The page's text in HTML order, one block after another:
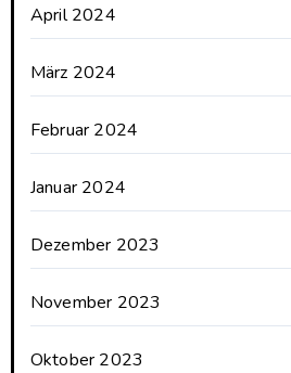
April 2024
März 2024
Februar 2024
Januar 2024
Dezember 2023
November 2023
Oktober 2023